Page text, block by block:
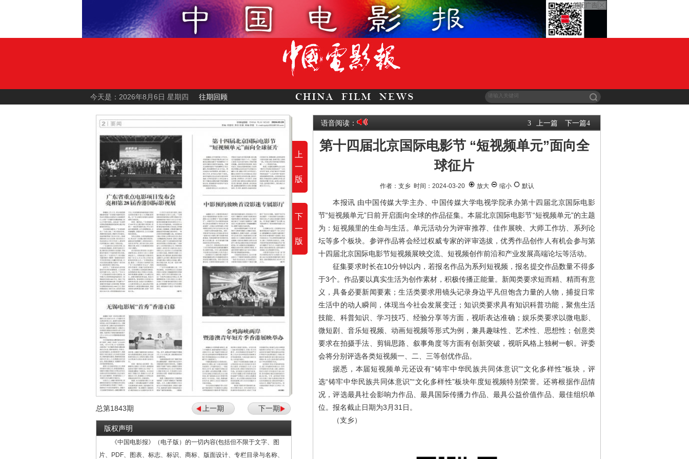
今天是：2026年8月6日 星期四 往期回顾
上
一
版
下
一
版
总第1843期 上一期 下一期
版权声明
《中国电影报》（电子版）的一切内容(包括但不限于文字、图
片、PDF、图表、标志、标识、商标、版面设计、专栏目录与名称、
语音阅读： 3 上一篇 下一篇4
第十四届北京国际电影节 “短视频单元”面向全
球征片
作者：支乡 时间：2024-03-20 放大 缩小 默认
本报讯 由中国传媒大学主办、中国传媒大学电视学院承办第十四届北京国际电影
节“短视频单元”日前开启面向全球的作品征集。本届北京国际电影节“短视频单元”的主题
为：短视频里的生命与生活。单元活动分为评审推荐、佳作展映、大师工作坊、系列论
坛等多个板块。参评作品将会经过权威专家的评审选拔，优秀作品创作人有机会参与第
十四届北京国际电影节短视频展映交流、短视频创作前沿和产业发展高端论坛等活动。
征集要求时长在10分钟以内，若报名作品为系列短视频，报名提交作品数量不得多
于3个。作品要以真实生活为创作素材，积极传播正能量。新闻类要求短而精、精而有意
义，具备必要新闻要素；生活类要求用镜头记录身边平凡但饱含力量的人物，捕捉日常
生活中的动人瞬间，体现当今社会发展变迁；知识类要求具有知识科普功能，聚焦生活
技能、科普知识、学习技巧、经验分享等方面，视听表达准确；娱乐类要求以微电影、
微短剧、音乐短视频、动画短视频等形式为例，兼具趣味性、艺术性、思想性；创意类
要求在拍摄手法、剪辑思路、叙事角度等方面有创新突破，视听风格上独树一帜。评委
会将分别评选各类短视频一、二、三等创优作品。
据悉，本届短视频单元还设有“铸牢中华民族共同体意识”“文化多样性”板块，评
选“铸牢中华民族共同体意识”“文化多样性”板块年度短视频特别荣誉。还将根据作品情
况，评选最具社会影响力作品、最具国际传播力作品、最具公益价值作品、最佳组织单
位。报名截止日期为3月31日。
（支乡）